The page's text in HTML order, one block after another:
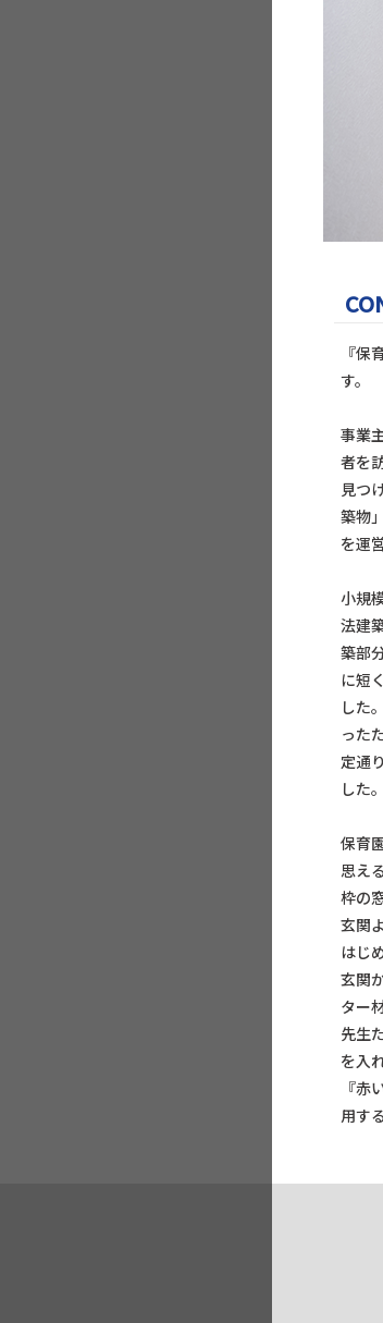
『
す。
事業
者を
見つ
築物
を運
小規
法建
築部
に短
した
った
定通
した。
保育
思え
枠の
玄関
はじ
玄関
ター
先生
を入
『
用す